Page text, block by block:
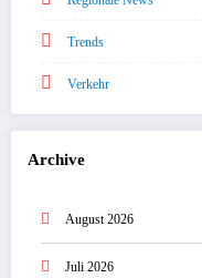
Trends
Verkehr
Archive
August 2026
Juli 2026